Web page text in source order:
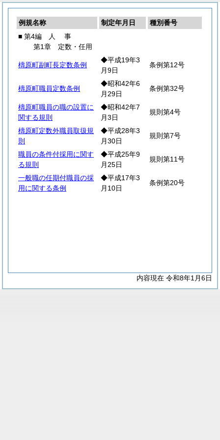
例規名称 制定年月日
種別番号
■ 第4編
人 事
第1章 定数・任用
檮原町副町長定数条例
◆平成19年3
月9日
条例第12号
檮原町職員定数条例
◆昭和42年6
月29日
条例第32号
檮原町職員の職の設置に
関する規則
◆昭和42年7
月3日
規則第4号
檮原町定数外職員取扱規
則
◆平成28年3
月30日
規則第7号
職員の条件付採用に関す
る規則
◆平成25年9
月25日
規則第11号
一般職の任期付職員の採
用に関する条例
◆平成17年3
月10日
条例第20号
内容現在 令和8年1月6日